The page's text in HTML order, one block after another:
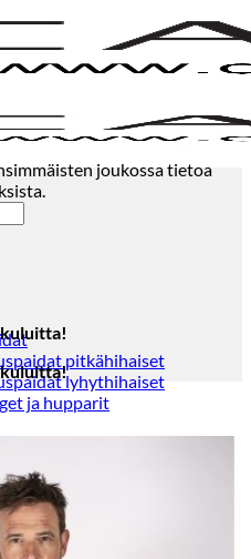
pitkähihaiset
lyhythihaiset
ja hupparit
blazerit
joukossa tietoa